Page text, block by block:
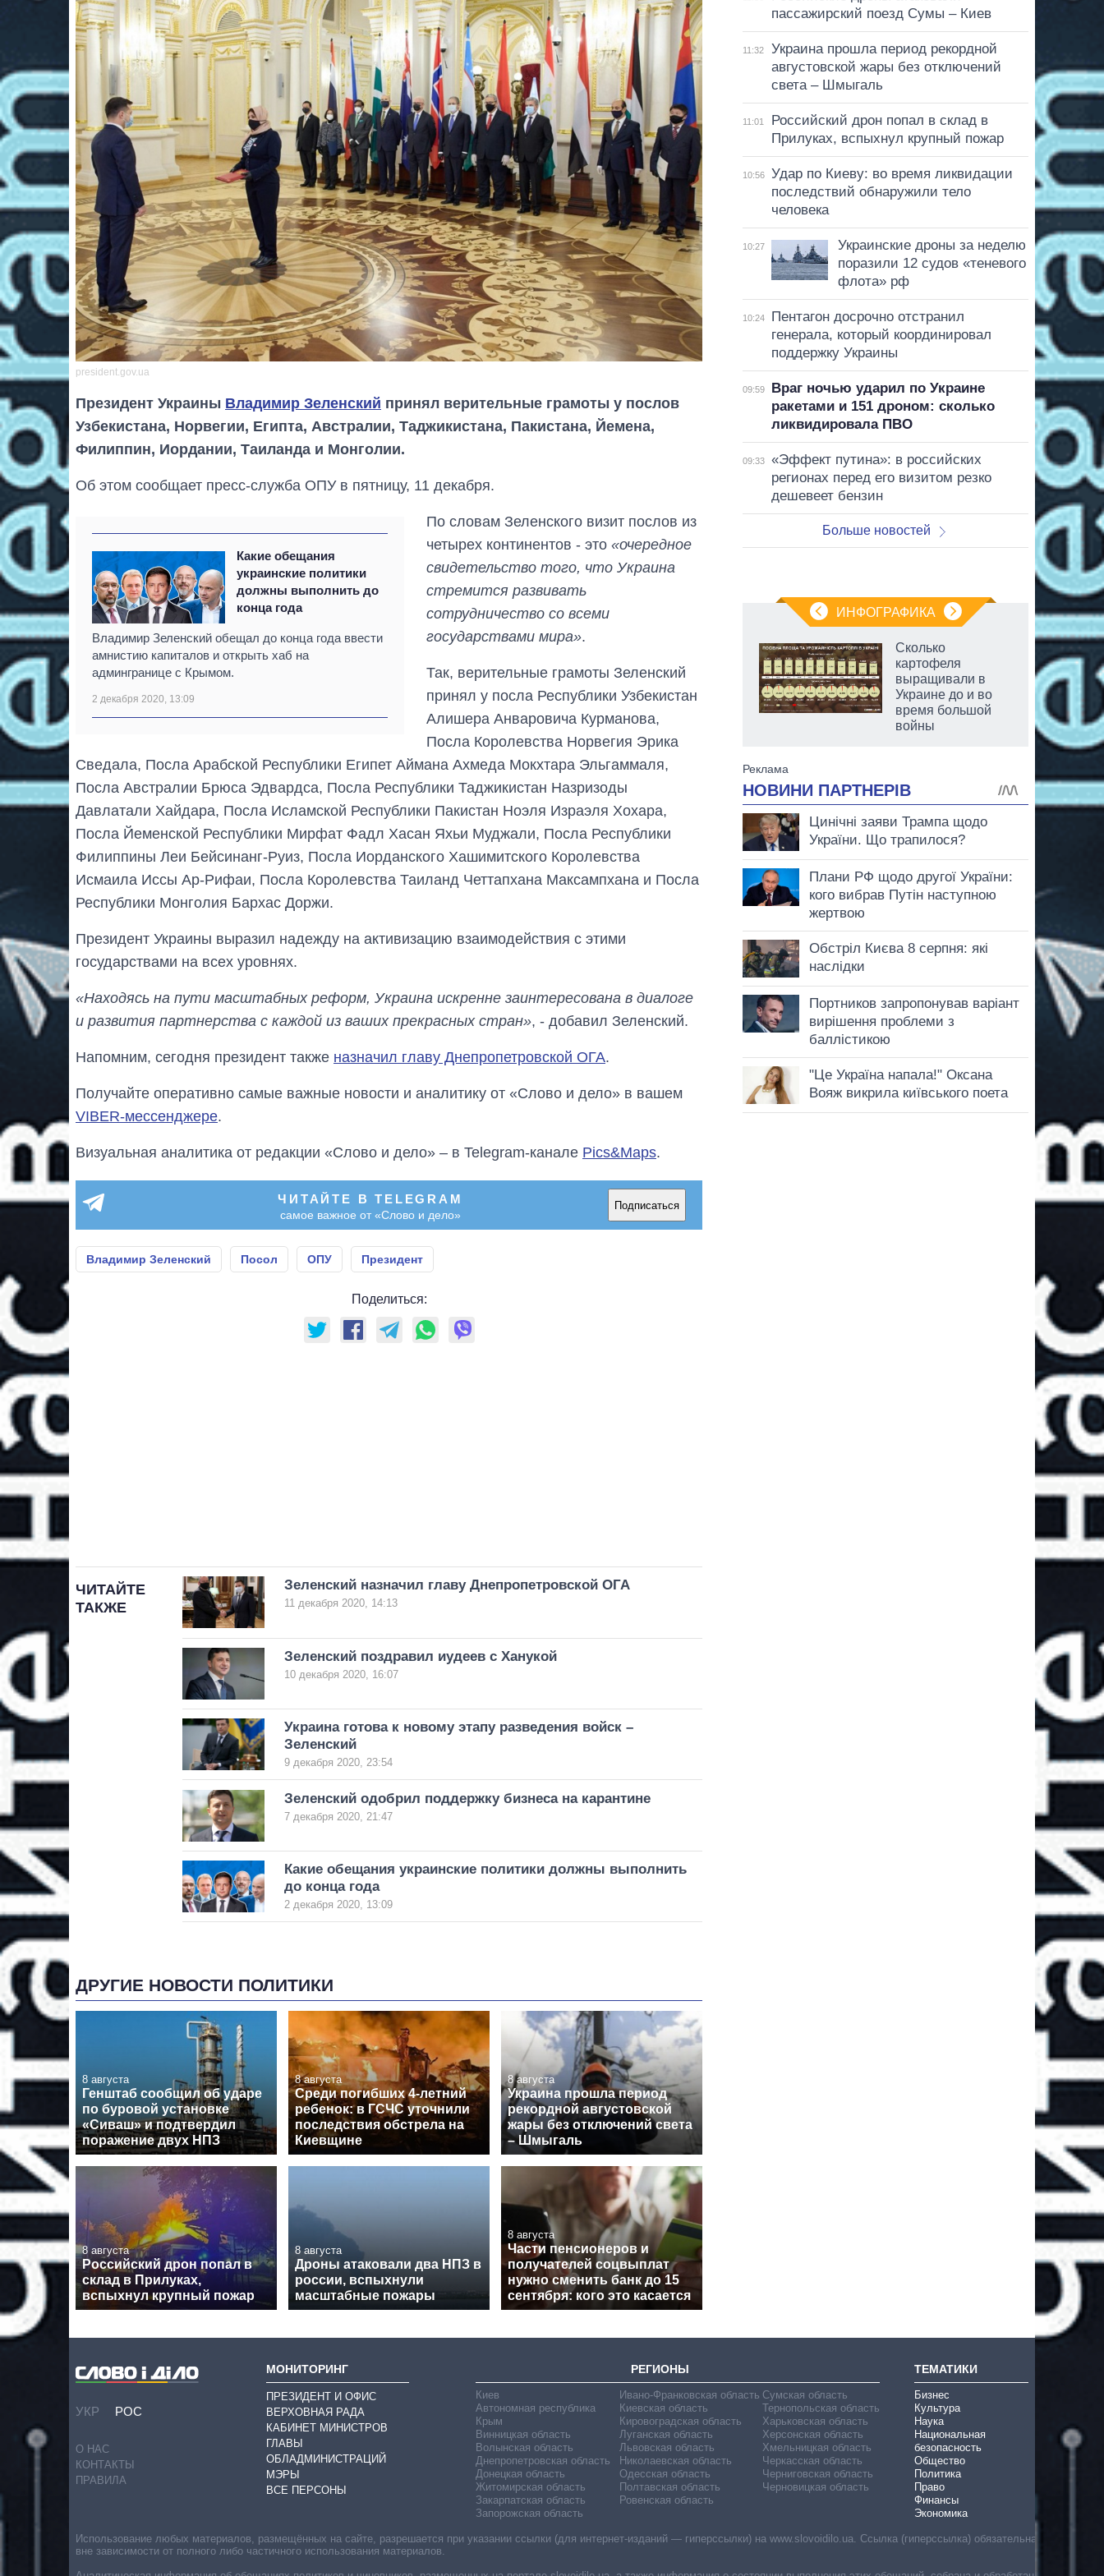
president.gov.ua
Президент Украины Владимир Зеленский принял верительные грамоты у послов
Узбекистана, Норвегии, Египта, Австралии, Таджикистана, Пакистана, Йемена,
Филиппин, Иордании, Таиланда и Монголии.
Об этом сообщает пресс-служба ОПУ в пятницу, 11 декабря.
Какие обещания
украинские политики
должны выполнить до
конца года
Владимир Зеленский обещал до конца года ввести
амнистию капиталов и открыть хаб на
админгранице с Крымом.
2 декабря 2020, 13:09
По словам Зеленского визит послов из
четырех континентов - это«очередное
свидетельство того, что Украина
стремится развивать
сотрудничество со всеми
государствами мира».
Так, верительные грамоты Зеленский
принял у посла Республики Узбекистан
Алишера Анваровича Курманова,
Посла Королевства Норвегия Эрика
Сведала, Посла Арабской Республики Египет Аймана Ахмеда Мокхтара Эльгаммаля,
Посла Австралии Брюса Эдвардса, Посла Республики Таджикистан Назризоды
Давлатали Хайдара, Посла Исламской Республики Пакистан Ноэля Израэля Хохара,
Посла Йеменской Республики Мирфат Фадл Хасан Яхьи Муджали, Посла Республики
Филиппины Леи Бейсинанг-Руиз, Посла Иорданского Хашимитского Королевства
Исмаила Иссы Ар-Рифаи, Посла Королевства Таиланд Четтапхана Максампхана и Посла
Республики Монголия Бархас Доржи.
Президент Украины выразил надежду на активизацию взаимодействия с этими
государствами на всех уровнях.
«Находясь на пути масштабных реформ, Украина искренне заинтересована в диалоге
и развития партнерства с каждой из ваших прекрасных стран», - добавил Зеленский.
Напомним, сегодня президент также назначил главу Днепропетровской ОГА.
Получайте оперативно самые важные новости и аналитику от «Слово и дело» в вашем
VIBER-мессенджере.
Визуальная аналитика от редакции «Слово и дело» – в Telegram-канале Pics&Maps.
ЧИТАЙТЕ В TELEGRAM
самое важное от «Слово и дело»
Подписаться
Владимир Зеленский Посол ОПУ Президент
Поделиться:
ЧИТАЙТЕ
ТАКЖЕ
Зеленский назначил главу Днепропетровской ОГА
11 декабря 2020, 14:13
Зеленский поздравил иудеев с Ханукой
10 декабря 2020, 16:07
Украина готова к новому этапу разведения войск –
Зеленский
9 декабря 2020, 23:54
Зеленский одобрил поддержку бизнеса на карантине
7 декабря 2020, 21:47
Какие обещания украинские политики должны выполнить
до конца года
2 декабря 2020, 13:09
ДРУГИЕ НОВОСТИ ПОЛИТИКИ
8 августа
Генштаб сообщил об ударе
по буровой установке
«Сиваш» и подтвердил
поражение двух НПЗ
8 августа
Среди погибших 4-летний
ребенок: в ГСЧС уточнили
последствия обстрела на
Киевщине
8 августа
Украина прошла период
рекордной августовской
жары без отключений света
– Шмыгаль
8 августа
Российский дрон попал в
склад в Прилуках,
вспыхнул крупный пожар
8 августа
Дроны атаковали два НПЗ в
россии, вспыхнули
масштабные пожары
8 августа
Части пенсионеров и
получателей соцвыплат
нужно сменить банк до 15
сентября: кого это касается
пассажирский поезд Сумы – Киев
11:32
Украина прошла период рекордной
августовской жары без отключений
света – Шмыгаль
11:01
Российский дрон попал в склад в
Прилуках, вспыхнул крупный пожар
10:56
Удар по Киеву: во время ликвидации
последствий обнаружили тело
человека
10:27
Украинские дроны за неделю
поразили 12 судов «теневого
флота» рф
10:24
Пентагон досрочно отстранил
генерала, который координировал
поддержку Украины
09:59
Враг ночью ударил по Украине
ракетами и 151 дроном: сколько
ликвидировала ПВО
09:33
«Эффект путина»: в российских
регионах перед его визитом резко
дешевеет бензин
Больше новостей
ИНФОГРАФИКА
изменилось
количество
поступающих в
магистратуру и
аспирантуру
Сколько
картофеля
выращивали в
Украине до и во
время большой
войны
УКР РОС
О НАС
КОНТАКТЫ
ПРАВИЛА
МОНИТОРИНГ
ПРЕЗИДЕНТ И ОФИС
ВЕРХОВНАЯ РАДА
КАБИНЕТ МИНИСТРОВ
ГЛАВЫ
ОБЛАДМИНИСТРАЦИЙ
МЭРЫ
ВСЕ ПЕРСОНЫ
РЕГИОНЫ
Киев
Автономная республика
Крым
Винницкая область
Волынская область
Днепропетровская область
Донецкая область
Житомирская область
Закарпатская область
Запорожская область
Ивано-Франковская область
Киевская область
Кировоградская область
Луганская область
Львовская область
Николаевская область
Одесская область
Полтавская область
Ровенская область
Сумская область
Тернопольская область
Харьковская область
Херсонская область
Хмельницкая область
Черкасская область
Черниговская область
Черновицкая область
ТЕМАТИКИ
Бизнес
Культура
Наука
Национальная
безопасность
Общество
Политика
Право
Финансы
Экономика
Использование любых материалов, размещённых на сайте, разрешается при указании ссылки (для интернет-изданий — гиперссылки) на www.slovoidilo.ua. Ссылка (гиперссылка) обязательна
вне зависимости от полного либо частичного использования материалов.